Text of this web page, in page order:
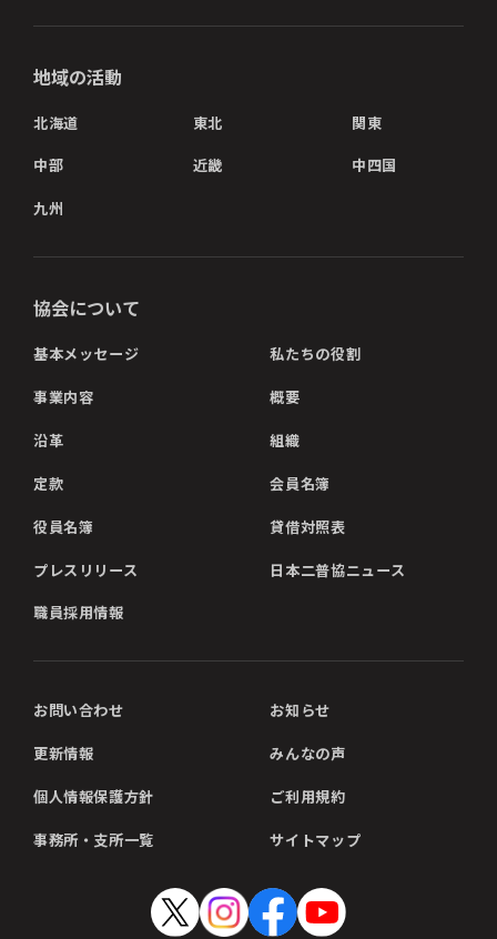
地域の活動
北海道 東北 関東
中部 近畿 中四国
九州
協会について
基本メッセージ 私たちの役割
事業内容 概要
沿革 組織
定款 会員名簿
役員名簿 貸借対照表
プレスリリース 日本二普協ニュース
職員採用情報
お問い合わせ お知らせ
更新情報 みんなの声
個人情報保護方針 ご利用規約
事務所・支所一覧 サイトマップ